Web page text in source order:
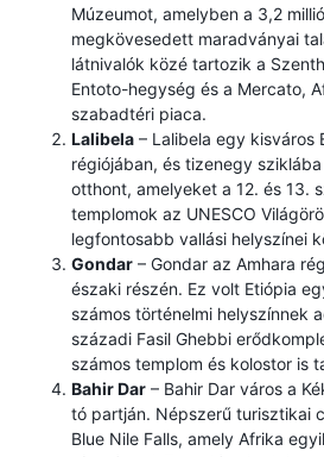
Múzeumot, amelyben a 3,2
megkövesedett maradványai
látnivalók közé tartozik a
Entoto-hegység és a Mercato,
szabadtéri piaca.
Lalibela – Lalibela egy kisváros
régiójában, és tizenegy
otthont, amelyeket a 12. és 13.
templomok az UNESCO
legfontosabb vallási helyszínei
Gondar – Gondar az Amhara
északi részén. Ez volt Etiópia
számos történelmi helyszínnek
századi Fasil Ghebbi
számos templom és kolostor is
Bahir Dar – Bahir Dar város a
tó partján. Népszerű turisztikai
Blue Nile Falls, amely Afrika